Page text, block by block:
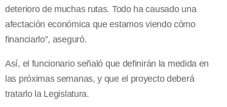
deterioro de muchas rutas. Todo ha causado una
afectación económica que estamos viendo cómo
financiarlo”, aseguró.
Así, el funcionario señaló que definirán la medida en
las próximas semanas, y que el proyecto deberá
tratarlo la Legislatura.